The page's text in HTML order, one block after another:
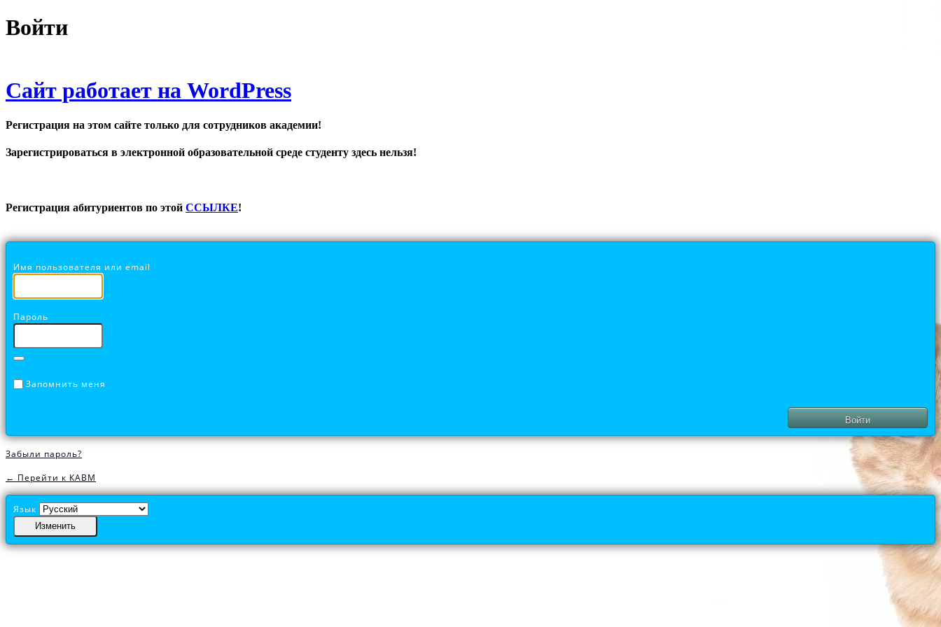
Войти
Сайт работает на WordPress
Регистрация на этом сайте только для сотрудников академии!
Зарегистрироваться в электронной образовательной среде студенту здесь нельзя!
Регистрация абитуриентов по этой ССЫЛКЕ!
Имя пользователя или email
Пароль
Запомнить меня
Забыли пароль?
← Перейти к КАВМ
Язык